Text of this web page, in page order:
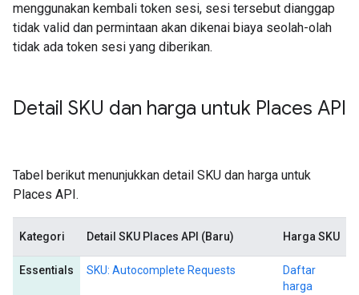
menggunakan kembali token sesi, sesi tersebut dianggap
tidak valid dan permintaan akan dikenai biaya seolah-olah
tidak ada token sesi yang diberikan.
Detail SKU dan harga untuk Places API
Tabel berikut menunjukkan detail SKU dan harga untuk
Places API.
Kategori Detail SKU Places API (Baru) Harga SKU
Essentials SKU: Autocomplete Requests
Daftar
harga